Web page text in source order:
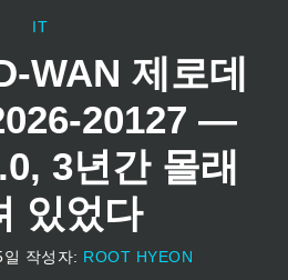
IT
WAN 제로데
20127 —
3년간 몰래
있었다
작성자: ROOT HYEON